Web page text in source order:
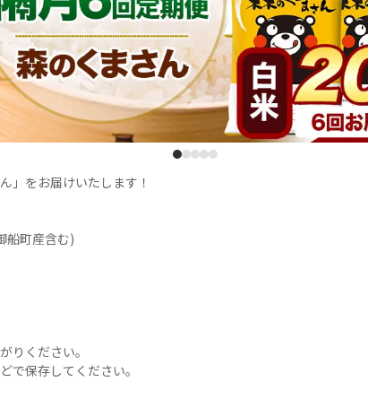
1 2 3 4 5
」をお届けいたします！
船町産含む)
りください。
で保存してください。